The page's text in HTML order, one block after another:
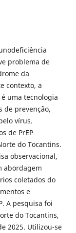
problema de
da
contexto, a
é uma tecnologia
de prevenção,
vírus.
de PrEP
do Tocantins.
observacional,
abordagem
coletados do
e
A pesquisa foi
do Tocantins,
2025. Utilizou-se